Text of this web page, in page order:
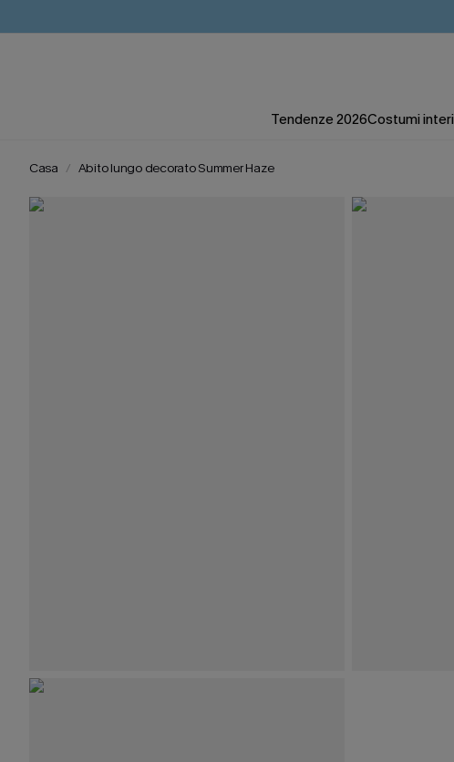
Tendenze 2026Costumi interi
Casa Abito lungo decorato Summer Haze